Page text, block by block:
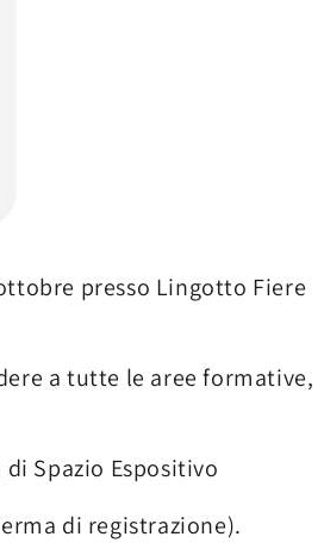
presso Lingotto Fiere
a tutte le aree formative,
Spazio Espositivo
di registrazione).